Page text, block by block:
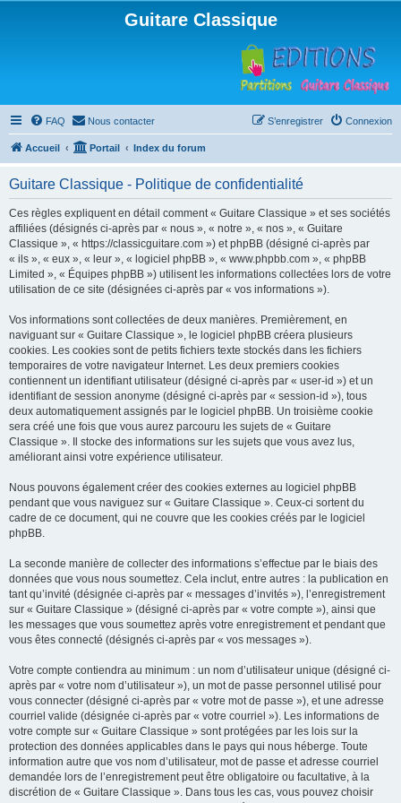
Guitare Classique
FAQ Nous contacter Connexion
S’enregistrer
Accueil Portail Index du forum
Guitare Classique - Politique de confidentialité
Ces règles expliquent en détail comment « Guitare Classique » et ses sociétés
affiliées (désignés ci-après par « nous », « notre », « nos », « Guitare
Classique », « https://classicguitare.com ») et phpBB (désigné ci-après par
« ils », « eux », « leur », « logiciel phpBB », « www.phpbb.com », « phpBB
Limited », « Équipes phpBB ») utilisent les informations collectées lors de votre
utilisation de ce site (désignées ci-après par « vos informations »).
Vos informations sont collectées de deux manières. Premièrement, en
naviguant sur « Guitare Classique », le logiciel phpBB créera plusieurs
cookies. Les cookies sont de petits fichiers texte stockés dans les fichiers
temporaires de votre navigateur Internet. Les deux premiers cookies
contiennent un identifiant utilisateur (désigné ci-après par « user-id ») et un
identifiant de session anonyme (désigné ci-après par « session-id »), tous
deux automatiquement assignés par le logiciel phpBB. Un troisième cookie
sera créé une fois que vous aurez parcouru les sujets de « Guitare
Classique ». Il stocke des informations sur les sujets que vous avez lus,
améliorant ainsi votre expérience utilisateur.
Nous pouvons également créer des cookies externes au logiciel phpBB
pendant que vous naviguez sur « Guitare Classique ». Ceux-ci sortent du
cadre de ce document, qui ne couvre que les cookies créés par le logiciel
phpBB.
La seconde manière de collecter des informations s’effectue par le biais des
données que vous nous soumettez. Cela inclut, entre autres : la publication en
tant qu’invité (désignée ci-après par « messages d’invités »), l’enregistrement
sur « Guitare Classique » (désigné ci-après par « votre compte »), ainsi que
les messages que vous soumettez après votre enregistrement et pendant que
vous êtes connecté (désignés ci-après par « vos messages »).
Votre compte contiendra au minimum : un nom d’utilisateur unique (désigné ci-
après par « votre nom d’utilisateur »), un mot de passe personnel utilisé pour
vous connecter (désigné ci-après par « votre mot de passe »), et une adresse
courriel valide (désignée ci-après par « votre courriel »). Les informations de
votre compte sur « Guitare Classique » sont protégées par les lois sur la
protection des données applicables dans le pays qui nous héberge. Toute
information autre que vos nom d’utilisateur, mot de passe et adresse courriel
demandée lors de l’enregistrement peut être obligatoire ou facultative, à la
discrétion de « Guitare Classique ». Dans tous les cas, vous pouvez choisir